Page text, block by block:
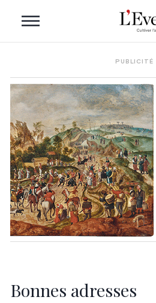
PUBLICITÉ
Bonnes adresses